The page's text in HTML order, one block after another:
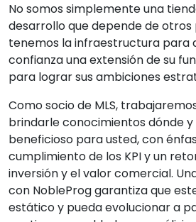
No somos simplemente una
desarrollo que depende de
tenemos la infraestructura para
confianza una extensión de su
para lograr sus ambiciones
Como socio de MLS,
brindarle conocimientos dónde
beneficioso para usted, con
cumplimiento de los KPI y un
inversión y el valor comercial.
con NobleProg garantiza que
estático y pueda evolucionar a